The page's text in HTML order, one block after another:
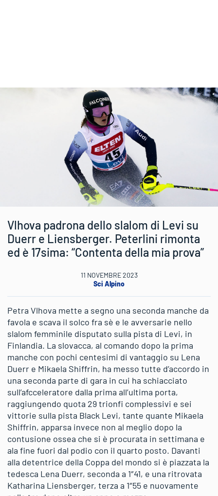
Vlhova padrona dello slalom di Levi su
Duerr e Liensberger. Peterlini rimonta
ed è 17sima: “Contenta della mia prova”
11 NOVEMBRE 2023
Sci Alpino
Petra Vlhova mette a segno una seconda manche da
favola e scava il solco fra sè e le avversarie nello
slalom femminile disputato sulla pista di Levi, in
Finlandia. La slovacca, al comando dopo la prima
manche con pochi centesimi di vantaggio su Lena
Duerr e Mikaela Shiffrin, ha messo tutte d’accordo in
una seconda parte di gara in cui ha schiacciato
sull’afcceleratore dalla prima all’ultima porta,
raggiungendo quota 29 trionfi complessivi e sei
vittorie sulla pista Black Levi, tante quante Mikaela
Shiffrin, apparsa invece non al meglio dopo la
contusione ossea che si è procurata in settimana e
ala fine fuori dal podio con il quarto posto. Davanti
alla detentrice della Coppa del mondo si è piazzata la
tedesca Lena Duerr, seconda a 1″41, e una ritrovata
Katharina Liensberger, terza a 1″55 e nuovamente